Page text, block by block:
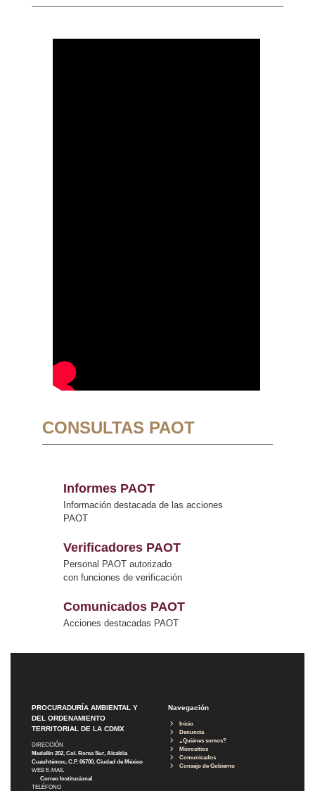
CONSULTAS PAOT
Informes PAOT
Información destacada de las acciones
PAOT
Verificadores PAOT
Personal PAOT autorizado
con funciones de verificación
Comunicados PAOT
Acciones destacadas PAOT
PROCURADURÍA AMBIENTAL Y
DEL ORDENAMIENTO
TERRITORIAL DE LA CDMX
DIRECCIÓN
Medellín 202, Col. Roma Sur, Alcaldía
Cuauhtémoc, C.P. 06700, Ciudad de México
WEB E-MAIL
Correo Institucional
TELÉFONO
Navegación
Inicio
Denuncia
¿Quiénes somos?
Micrositios
Comunicados
Consejo de Gobierno